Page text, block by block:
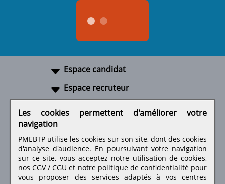
Espace candidat
Espace recruteur
Retrouvez-nous sur les réseaux sociaux
Les cookies permettent d'améliorer votre
navigation
PMEBTP utilise les cookies sur son site, dont des cookies
d'analyse d'audience. En poursuivant votre navigation
sur ce site, vous acceptez notre utilisation de cookies,
nos CGV / CGU et notre politique de confidentialité pour
vous proposer des services adaptés à vos centres